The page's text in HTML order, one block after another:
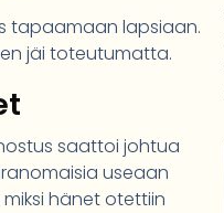
tapaamaan lapsiaan.
jäi toteutumatta.
saattoi johtua
useaan
hänet otettiin